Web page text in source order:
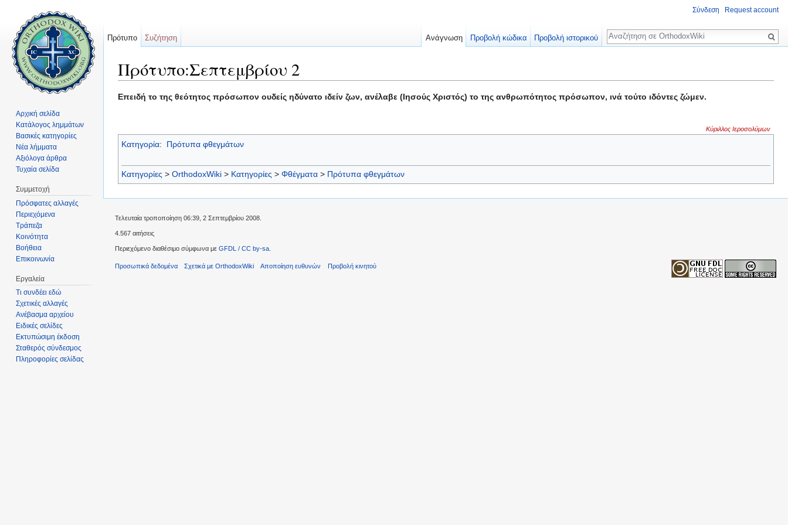
Πρότυπο:Σεπτεμβρίου 2
Επειδή το της θεότητος πρόσωπον ουδείς ηδύνατο ιδείν ζων, ανέλαβε (Ιησούς Χριστός) το της ανθρωπότητος πρόσωπον, ινά τούτο ιδόντες ζώμεν.
Κύριλλος Ιεροσολύμων
Κατηγορία: Πρότυπα φθεγμάτων
Κατηγορίες > OrthodoxWiki > Κατηγορίες > Φθέγματα > Πρότυπα φθεγμάτων
Σύνδεση Request account
Πρότυπο Συζήτηση Ανάγνωση Προβολή κώδικα Προβολή ιστορικού
Αναζήτηση
Αρχική σελίδα
Κατάλογος λημμάτων
Βασικές κατηγορίες
Νέα λήμματα
Αξιόλογα άρθρα
Τυχαία σελίδα
Συμμετοχή
Πρόσφατες αλλαγές
Περιεχόμενα
Τράπεζα
Κοινότητα
Βοήθεια
Επικοινωνία
Εργαλεία
Τι συνδέει εδώ
Σχετικές αλλαγές
Ανέβασμα αρχείου
Ειδικές σελίδες
Εκτυπώσιμη έκδοση
Σταθερός σύνδεσμος
Πληροφορίες σελίδας
Τελευταία τροποποίηση 06:39, 2 Σεπτεμβρίου 2008.
4.567 αιτήσεις
Περιεχόμενο διαθέσιμο σύμφωνα με GFDL / CC by-sa
Προσωπικά δεδομένα Σχετικά με OrthodoxWiki Αποποίηση ευθυνών Προβολή κινητού